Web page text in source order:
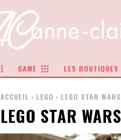
GAME LES BOUTIQUES
ACCUEIL LEGO LEGO STAR WARS
LEGO STAR WARS